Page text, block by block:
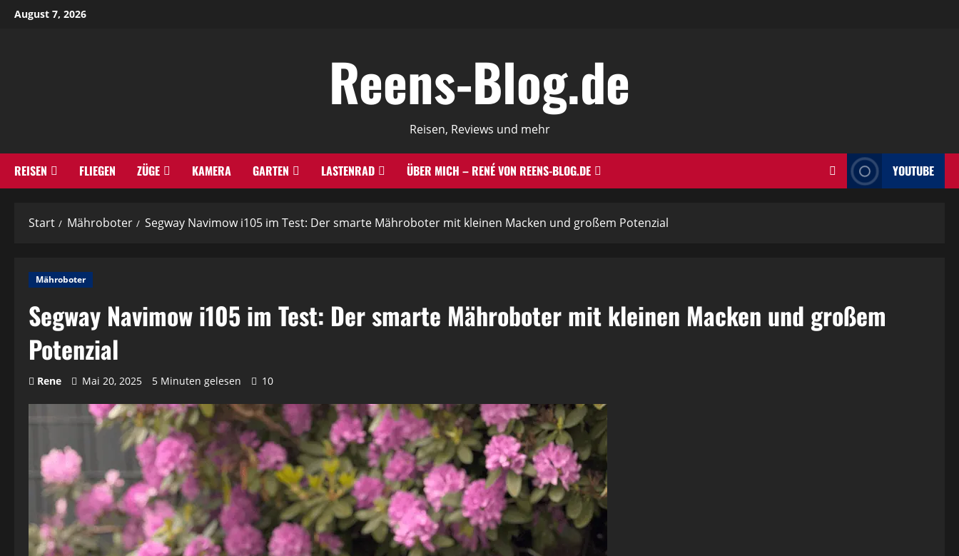
ZumAugust 7, 2026
Reens-Blog.de
Reisen, Reviews und mehr
REISEN FLIEGEN ZÜGE KAMERA GARTEN LASTENRAD ÜBER MICH – RENÉ VON REENS-BLOG.DE YOUTUBE
Start Mähroboter Segway Navimow i105 im Test: Der smarte Mähroboter mit kleinen Macken und großem Potenzial
Mähroboter
Segway Navimow i105 im Test: Der smarte Mähroboter mit kleinen Macken und großem
Potenzial
Rene Mai 20, 2025 5 Minuten gelesen 10